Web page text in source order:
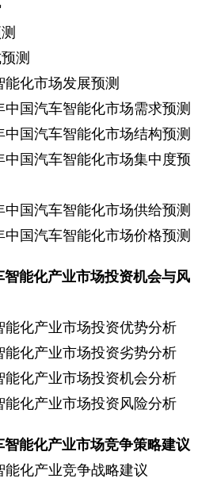
测
能化市场发展预测
中国汽车智能化市场需求预测
中国汽车智能化市场结构预测
中国汽车智能化市场集中度预
中国汽车智能化市场供给预测
中国汽车智能化市场价格预测
智能化产业市场投资机会与风
能化产业市场投资优势分析
能化产业市场投资劣势分析
能化产业市场投资机会分析
能化产业市场投资风险分析
智能化产业市场竞争策略建议
能化产业竞争战略建议